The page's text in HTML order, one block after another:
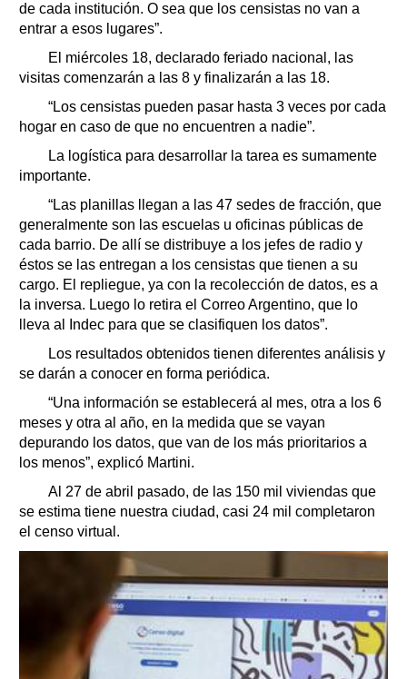
de cada institución. O sea que los censistas no van a
entrar a esos lugares”.
El miércoles 18, declarado feriado nacional, las
visitas comenzarán a las 8 y finalizarán a las 18.
“Los censistas pueden pasar hasta 3 veces por cada
hogar en caso de que no encuentren a nadie”.
La logística para desarrollar la tarea es sumamente
importante.
“Las planillas llegan a las 47 sedes de fracción, que
generalmente son las escuelas u oficinas públicas de
cada barrio. De allí se distribuye a los jefes de radio y
éstos se las entregan a los censistas que tienen a su
cargo. El repliegue, ya con la recolección de datos, es a
la inversa. Luego lo retira el Correo Argentino, que lo
lleva al Indec para que se clasifiquen los datos”.
Los resultados obtenidos tienen diferentes análisis y
se darán a conocer en forma periódica.
“Una información se establecerá al mes, otra a los 6
meses y otra al año, en la medida que se vayan
depurando los datos, que van de los más prioritarios a
los menos”, explicó Martini.
Al 27 de abril pasado, de las 150 mil viviendas que
se estima tiene nuestra ciudad, casi 24 mil completaron
el censo virtual.